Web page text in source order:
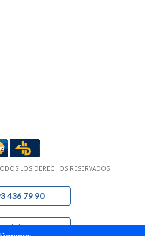
LOS DERECHOS RESERVADOS
436 79 90